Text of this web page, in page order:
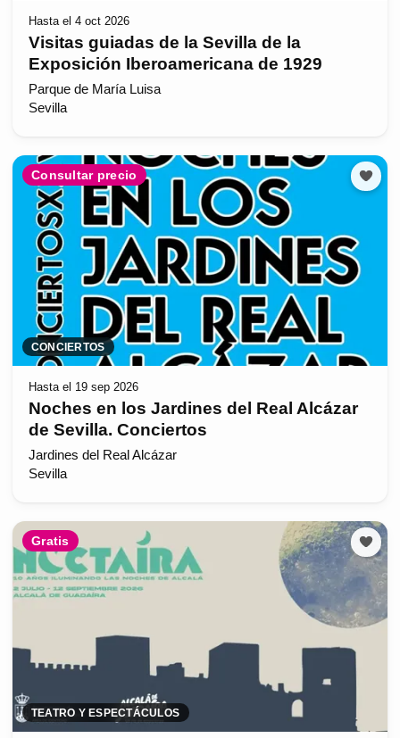
Hasta el 4 oct 2026
Visitas guiadas de la Sevilla de la
Exposición Iberoamericana de 1929
Parque de María Luisa
Sevilla
Consultar precio
CONCIERTOS
Hasta el 19 sep 2026
Noches en los Jardines del Real Alcázar
de Sevilla. Conciertos
Jardines del Real Alcázar
Sevilla
Gratis
TEATRO Y ESPECTÁCULOS